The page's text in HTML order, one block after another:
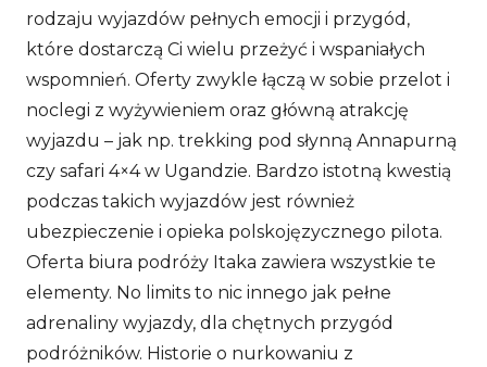
rodzaju wyjazdów pełnych emocji i przygód,
które dostarczą Ci wielu przeżyć i wspaniałych
wspomnień. Oferty zwykle łączą w sobie przelot i
noclegi z wyżywieniem oraz główną atrakcję
wyjazdu – jak np. trekking pod słynną Annapurną
czy safari 4×4 w Ugandzie. Bardzo istotną kwestią
podczas takich wyjazdów jest również
ubezpieczenie i opieka polskojęzycznego pilota.
Oferta biura podróży Itaka zawiera wszystkie te
elementy. No limits to nic innego jak pełne
adrenaliny wyjazdy, dla chętnych przygód
podróżników. Historie o nurkowaniu z